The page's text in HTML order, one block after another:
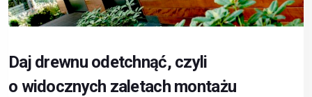
Daj drewnu odetchnąć, czyli
o widocznych zaletach montażu